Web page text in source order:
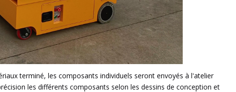
terminé, les composants individuels seront envoyés à l'atelier
les différents composants selon les dessins de conception et